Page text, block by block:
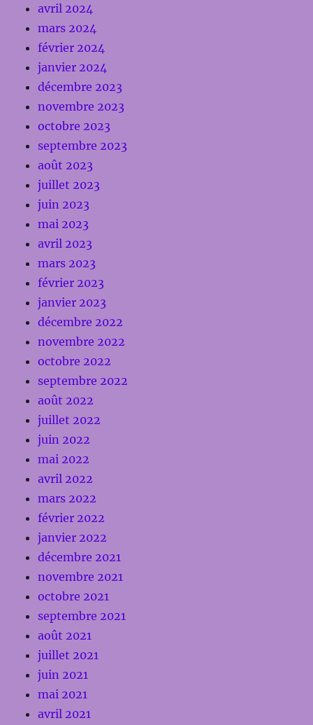
avril 2024
mars 2024
février 2024
janvier 2024
décembre 2023
novembre 2023
octobre 2023
septembre 2023
août 2023
juillet 2023
juin 2023
mai 2023
avril 2023
mars 2023
février 2023
janvier 2023
décembre 2022
novembre 2022
octobre 2022
septembre 2022
août 2022
juillet 2022
juin 2022
mai 2022
avril 2022
mars 2022
février 2022
janvier 2022
décembre 2021
novembre 2021
octobre 2021
septembre 2021
août 2021
juillet 2021
juin 2021
mai 2021
avril 2021